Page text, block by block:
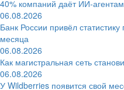
40% компаний даёт
06.08.2026
Банк России привёл
месяца
06.08.2026
Как магистральная сеть
06.08.2026
У Wildberries появится свой